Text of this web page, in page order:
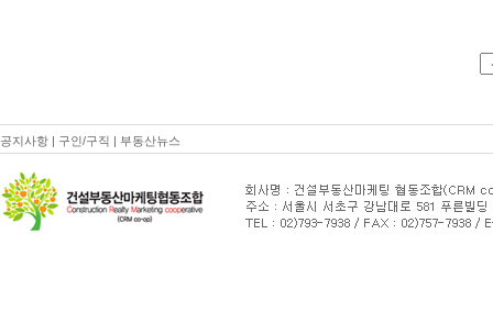
공지사항 구인/구직 부동산뉴스